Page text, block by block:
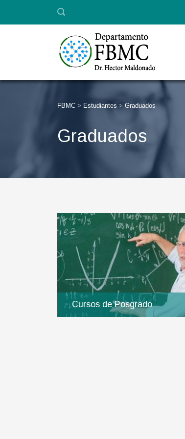
FBMC > Estudiantes > Graduados
Graduados
Cursos de Posgrado